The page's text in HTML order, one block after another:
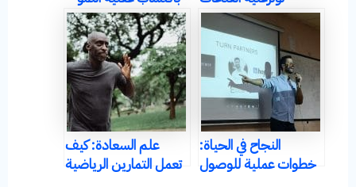
(العقلية ج2)
ما هي و كيف تكتسبها
(العقلية ج3)
النجاح في الحياة:
خطوات عملية للوصول
علم السعادة: كيف
تعمل التمارين الرياضية